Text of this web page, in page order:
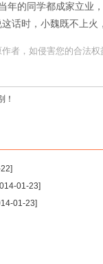
年的同学都成家立业
话时，小魏既不上
者，如侵害您的合法
！
01-23]
01-23]